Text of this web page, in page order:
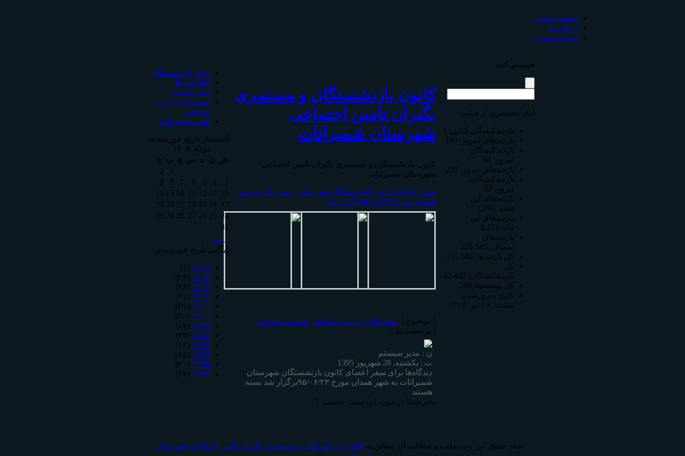
صفحه نخست
درباره ما
صفحه نخست
جستجو كنيد
آمار مختصری از سایت
بازدیدکنندگان آنلاین: 1
بازدیدهای امروز: 189
بازدیدکنندگان
امروز: 68
بازدیدهای دیروز: 259
بازدیدکنندگان
دیروز: 92
بازدیدهای این
هفته:1,244
بازدیدهای این
ماه: 8,153
بازدیدهای
امسال: 221,545
کل بازدیدها: 221,545
کل
بازدیدکنند‌گان: 742,440
کل نوشته‌ها: 248
تاریخ به‌روزشدن
سایت: ۱۸ تیر, ۱۴۰۵
كانون بازنشستگان و مستمری
بگیران تامين اجتماعی
شهرستان شمیرانات
كانون بازنشستگان و مستمری بگیران تامين اجتماعی
شهرستان شمیرانات
سفر اعضای کانون بازنشستگان شهرستان شمیرانات به شهر
همدان مورخ ۹۵/۰۶/۲۳برگزار شد
[ موضوع ] : سفرهای زیارتی ، سیاحتی,همه موضوعات
[ برچسب ها ] :
ن : مدیر سیستم
ت : یکشنبه, 28 شهریور 1395
دیدگاه‌ها برای سفر اعضای کانون بازنشستگان شهرستان
شمیرانات به شهر همدان مورخ ۹۵/۰۶/۲۳برگزار شد
بسته
هستند
نظر شما در مورد اين پست چيست ؟
اخبار بازنشستگان
اطلاعیه ها
بیمه تکمیلی
سفرهای زیارتی ،
سیاحتی
همه موضوعات
گاه‌شمار تاریخ خورشیدی
مرداد ۱۴۰۵
ش ی د س چ پ ج
« تیر
1
2
3
4
5
6
7
8
9
10
11
12
13
14
15
16
17
18
19
20
21
22
23
24
25
26
27
28
29
30
31
بایگانی تاریخ خورشیدی
۱۴۰۵ (۱)
۱۴۰۴ (۲۳)
۱۴۰۳ (۲۸)
۱۴۰۲ (۲۱)
۱۴۰۱ (۳۱)
۱۴۰۰ (۲۰)
۱۳۹۹ (۱۷)
۱۳۹۸ (۳۳)
۱۳۹۷ (۱۲)
۱۳۹۶ (۲۵)
۱۳۹۵ (۲۰)
۱۳۹۴ (۱۷)
تمام حقوق اين وب سايت و مطالب آن متعلق بهكانون بازنشستگان و مستمری بگیران تامين اجتماعی شهرستان